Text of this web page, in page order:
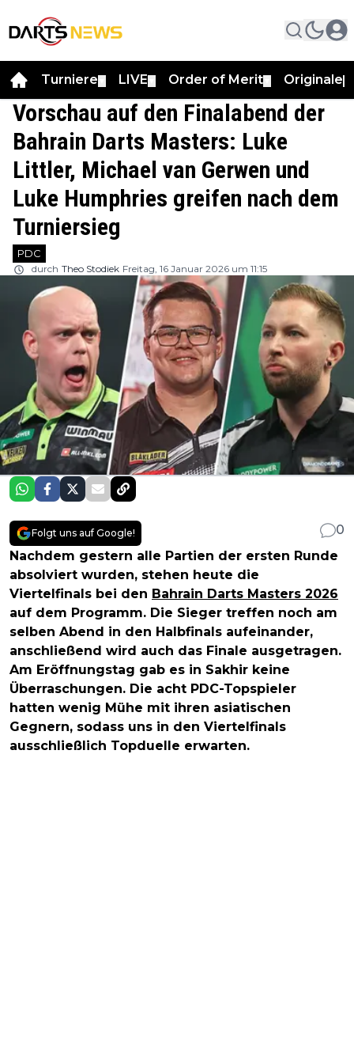
Turniere LIVE Order of Merit Originale
Vorschau auf den Finalabend der
Bahrain Darts Masters: Luke
Littler, Michael van Gerwen und
Luke Humphries greifen nach dem
Turniersieg
PDC
durch Theo Stodiek Freitag, 16 Januar 2026 um 11:15
Folgt uns auf Google!
0
Nachdem gestern alle Partien der ersten Runde
absolviert wurden, stehen heute die
Viertelfinals bei den Bahrain Darts Masters 2026
auf dem Programm. Die Sieger treffen noch am
selben Abend in den Halbfinals aufeinander,
anschließend wird auch das Finale ausgetragen.
Am Eröffnungstag gab es in Sakhir keine
Überraschungen. Die acht PDC-Topspieler
hatten wenig Mühe mit ihren asiatischen
Gegnern, sodass uns in den Viertelfinals
ausschließlich Topduelle erwarten.